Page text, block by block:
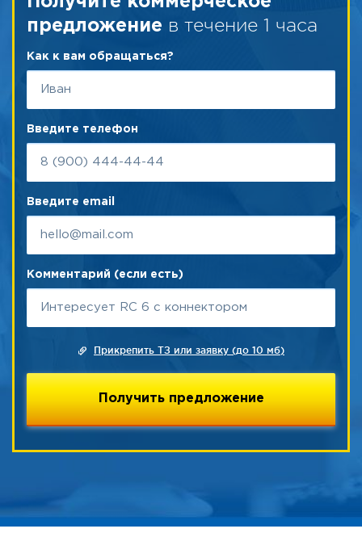
предложение в течение 1 часа
Как к вам обращаться?
Введите телефон
Введите email
Комментарий (если есть)
Прикрепить ТЗ или заявку (до 10 мб)